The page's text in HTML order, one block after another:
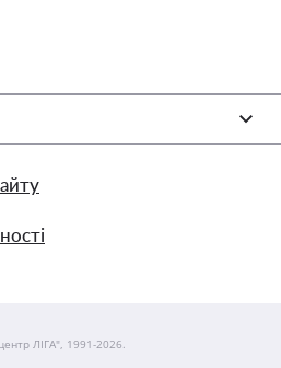
ЛІГА", 1991-2026.